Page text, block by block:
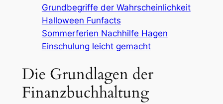
Grundbegriffe der Wahrscheinlichkeit
Halloween Funfacts
Sommerferien Nachhilfe Hagen
Einschulung leicht gemacht
Die Grundlagen der
Finanzbuchhaltung